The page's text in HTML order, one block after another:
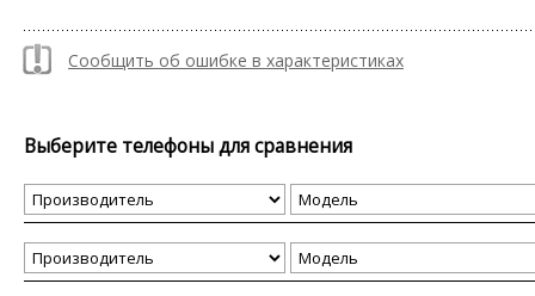
Сообщить об ошибке в характеристиках
Выберите телефоны для сравнения